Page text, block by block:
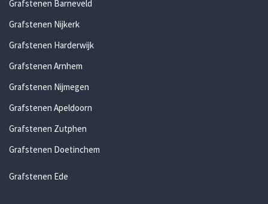
Grafstenen Barneveld
Grafstenen Nijkerk
Grafstenen Harderwijk
Grafstenen Arnhem
Grafstenen Nijmegen
Grafstenen Apeldoorn
Grafstenen Zutphen
Grafstenen Doetinchem
Grafstenen Ede